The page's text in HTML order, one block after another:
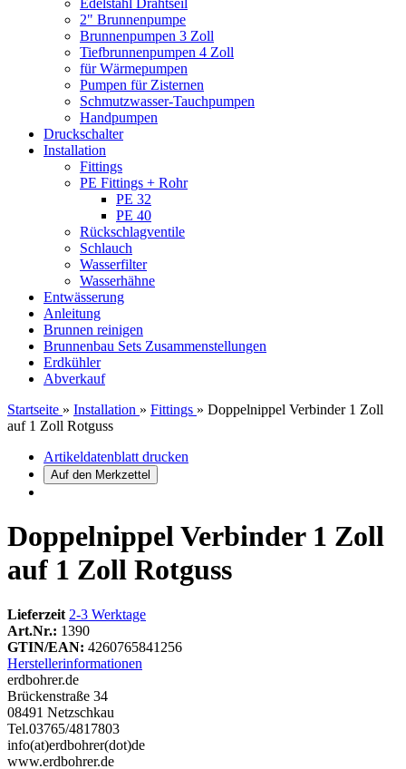
Edelstahl Drahtseil
2" Brunnenpumpe
Brunnenpumpen 3 Zoll
Tiefbrunnenpumpen 4 Zoll
für Wärmepumpen
Pumpen für Zisternen
Schmutzwasser-Tauchpumpen
Handpumpen
Druckschalter
Installation
Fittings
PE Fittings + Rohr
PE 32
PE 40
Rückschlagventile
Schlauch
Wasserfilter
Wasserhähne
Entwässerung
Anleitung
Brunnen reinigen
Brunnenbau Sets Zusammenstellungen
Erdkühler
Abverkauf
Startseite » Installation » Fittings » Doppelnippel Verbinder 1 Zoll
auf 1 Zoll Rotguss
Artikeldatenblatt drucken
Doppelnippel Verbinder 1 Zoll
auf 1 Zoll Rotguss
Lieferzeit 2-3 Werktage
Art.Nr.: 1390
GTIN/EAN: 4260765841256
Herstellerinformationen
erdbohrer.de
Brückenstraße 34
08491 Netzschkau
Tel.03765/4817803
info(at)erdbohrer(dot)de
www.erdbohrer.de